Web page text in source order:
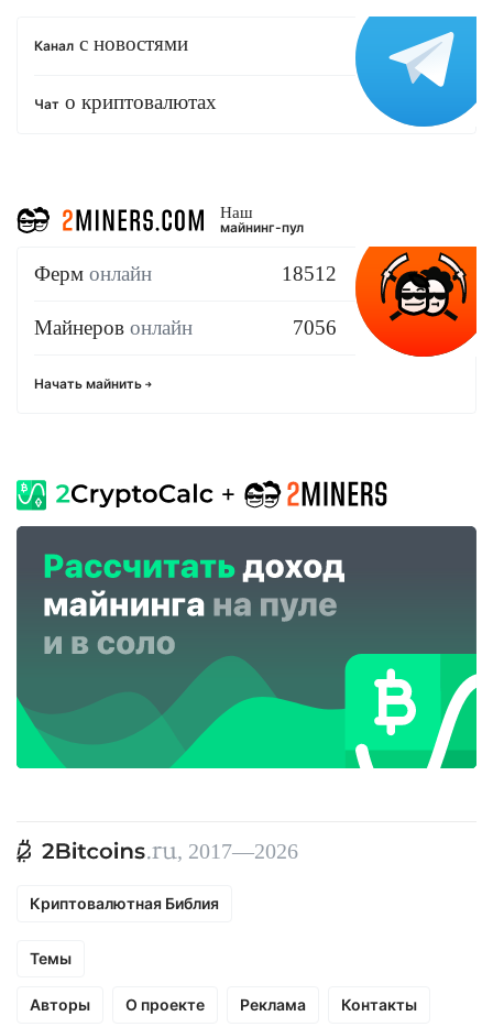
Канал с новостями
Чат о криптовалютах
Наш
майнинг-пул
Ферм онлайн 18512
Майнеров онлайн 7056
Начать майнить
, 2017—2026
Криптовалютная Библия
Темы
Авторы О проекте Реклама Контакты